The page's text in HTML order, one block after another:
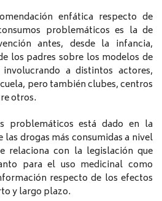
enfática respecto de
problemáticos es la de
antes, desde la infancia,
los padres sobre los modelos de
a distintos actores,
pero también clubes, centros
otros.
problemáticos está dado en la
las drogas más consumidas a nivel
relaciona con la legislación que
para el uso medicinal como
respecto de los efectos
y largo plazo.